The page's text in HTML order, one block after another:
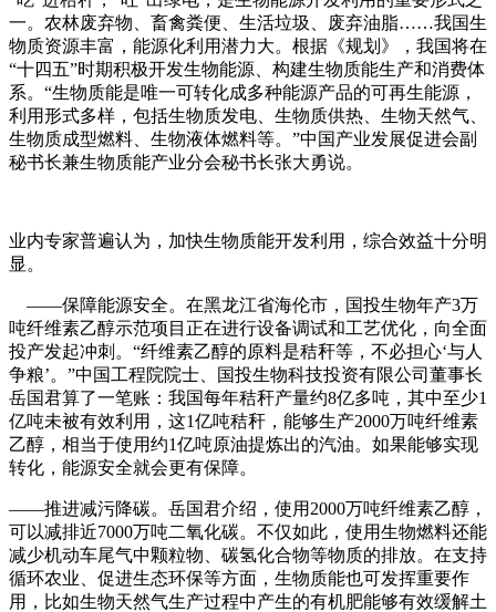
一。农林废弃物、畜禽粪便、生活垃圾、废弃油脂……我国生
物质资源丰富，能源化利用潜力大。根据《规划》，我国将在
“十四五”时期积极开发生物能源、构建生物质能生产和消费体
系。“生物质能是唯一可转化成多种能源产品的可再生能源，
利用形式多样，包括生物质发电、生物质供热、生物天然气、
生物质成型燃料、生物液体燃料等。”中国产业发展促进会副
秘书长兼生物质能产业分会秘书长张大勇说。
业内专家普遍认为，加快生物质能开发利用，综合效益十分明
显。
——保障能源安全。在黑龙江省海伦市，国投生物年产3万
吨纤维素乙醇示范项目正在进行设备调试和工艺优化，向全面
投产发起冲刺。“纤维素乙醇的原料是秸秆等，不必担心‘与人
争粮’。”中国工程院院士、国投生物科技投资有限公司董事长
岳国君算了一笔账：我国每年秸秆产量约8亿多吨，其中至少1
亿吨未被有效利用，这1亿吨秸秆，能够生产2000万吨纤维素
乙醇，相当于使用约1亿吨原油提炼出的汽油。如果能够实现
转化，能源安全就会更有保障。
——推进减污降碳。岳国君介绍，使用2000万吨纤维素乙醇，
可以减排近7000万吨二氧化碳。不仅如此，使用生物燃料还能
减少机动车尾气中颗粒物、碳氢化合物等物质的排放。在支持
循环农业、促进生态环保等方面，生物质能也可发挥重要作
用，比如生物天然气生产过程中产生的有机肥能够有效缓解土